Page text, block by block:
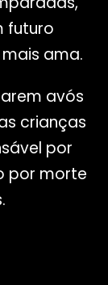
futuro
ama.
avós
crianças
por
por morte